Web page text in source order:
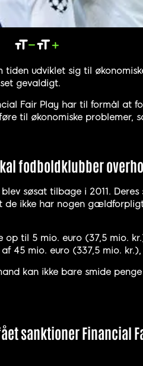
udviklet sig til
gevaldigt.
Fair Play har til formål
til økonomiske problemer,
fodboldklubber
blev søsat tilbage i 2011.
de ikke har nogen
op til 5 mio. euro (37,5 mio.
45 mio. euro (337,5 mio.
kan ikke bare smide
sanktioner Financial